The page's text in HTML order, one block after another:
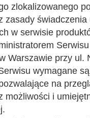
zlokalizowanego
zasady
w serwisie
Warszawie przy ul.
wymagane
na
możliwości i